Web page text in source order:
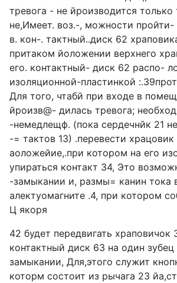
тревога - не йроизводится только
не,Имеет. воз.-, можности пройти-
в. кон-. тактный..диск 62
притаком йоложении верхнего
его. контактный- диск 62 распо-
изоляционной-пластинкой
Для того, чтабй при входе в
йроизв@- дилась тревога;
-немедлещф. (пока сердечнйк 21
-= тактов 13) .перевести
аоложейие,.при котором на его
упираться контакт 34, Это
-замыкании и, размы= канин тока
алектуомагните .4, при котором
Ц якоря
42 будет передвигать храповичок
контактный диск 63 на один
замыкании, Для,этого служит
которм состоит из рычага 23